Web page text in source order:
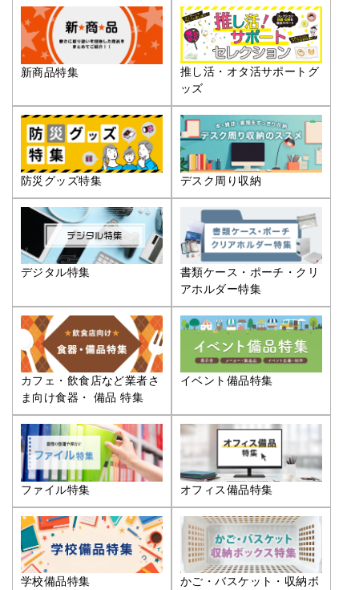
新商品特集
推し活・オタ活サポートグ
ッズ
防災グッズ特集 デスク周り収納
デジタル特集
書類ケース・ポーチ・クリ
アホルダー特集
カフェ・飲食店など業者さ
ま向け食器・ 備品 特集
イベント備品特集
ファイル特集 オフィス備品特集
学校備品特集
かご・バスケット・収納ボ